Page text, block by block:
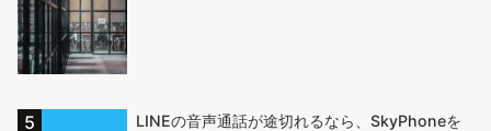
LINEの音声通話が途切れるなら、SkyPhoneを